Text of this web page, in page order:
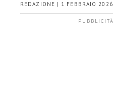
REDAZIONE | 1 FEBBRAIO 2026